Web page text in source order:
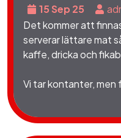
15 Sep 25
Det kommer att
serverar lättare mat
kaffe, dricka och
Vi tar kontanter, men